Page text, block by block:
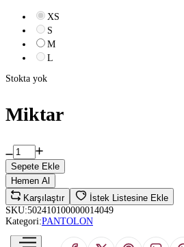
XS
S
M
L
Stokta yok
Miktar
Sepete Ekle
Hemen Al
Karşılaştır
İstek Listesine Ekle
SKU:502410100000014049
Kategori:PANTOLON